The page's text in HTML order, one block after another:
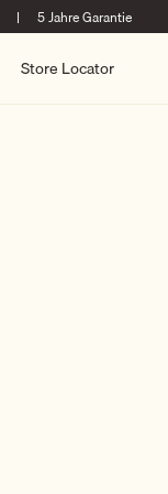
| 5 Jahre Garantie
Store Locator